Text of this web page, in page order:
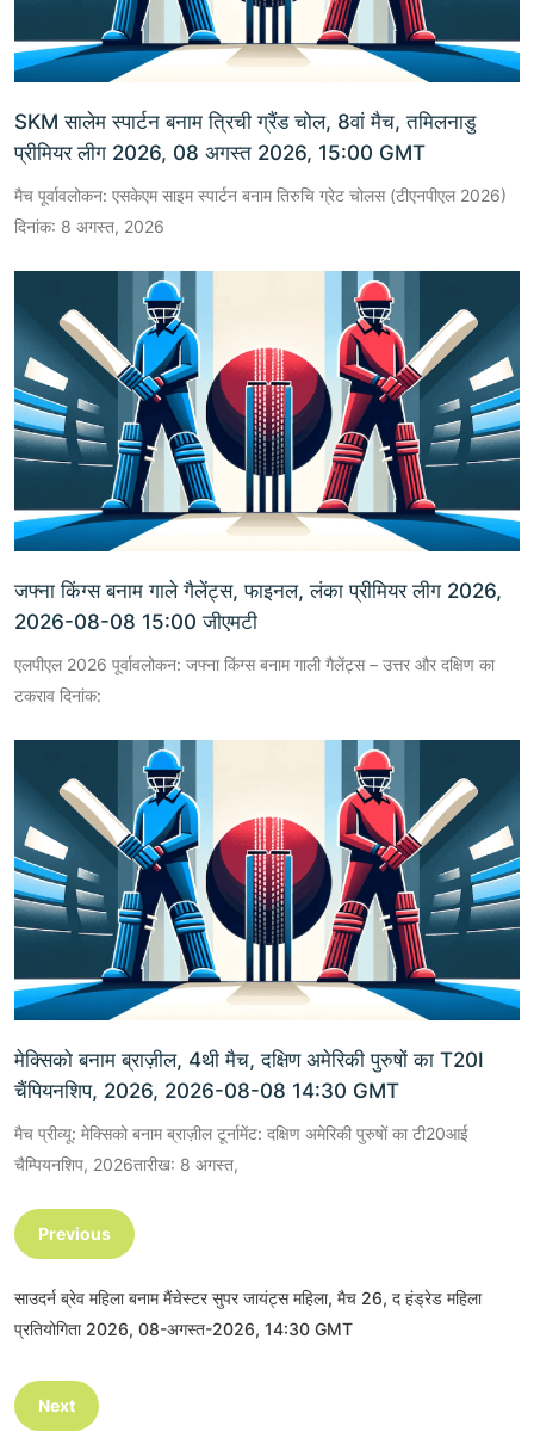
SKM सालेम स्पार्टन बनाम त्रिची ग्रैंड चोल, 8वां मैच, तमिलनाडु
प्रीमियर लीग 2026, 08 अगस्त 2026, 15:00 GMT
मैच पूर्वावलोकन: एसकेएम साइम स्पार्टन बनाम तिरुचि ग्रेट चोलस (टीएनपीएल 2026)
दिनांक: 8 अगस्त, 2026
जफ्ना किंग्स बनाम गाले गैलेंट्स, फाइनल, लंका प्रीमियर लीग 2026,
2026-08-08 15:00 जीएमटी
एलपीएल 2026 पूर्वावलोकन: जफ्ना किंग्स बनाम गाली गैलेंट्स – उत्तर और दक्षिण का
टकराव दिनांक:
मेक्सिको बनाम ब्राज़ील, 4थी मैच, दक्षिण अमेरिकी पुरुषों का T20I
चैंपियनशिप, 2026, 2026-08-08 14:30 GMT
मैच प्रीव्यू: मेक्सिको बनाम ब्राज़ील टूर्नामेंट: दक्षिण अमेरिकी पुरुषों का टी20आई
चैम्पियनशिप, 2026तारीख: 8 अगस्त,
Previous
साउदर्न ब्रेव महिला बनाम मैंचेस्टर सुपर जायंट्स महिला, मैच 26, द हंड्रेड महिला
प्रतियोगिता 2026, 08-अगस्त-2026, 14:30 GMT
Next